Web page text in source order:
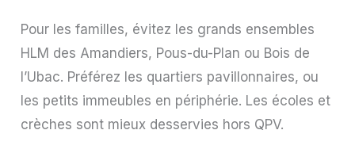
Pour les familles, évitez les grands ensembles
HLM des Amandiers, Pous-du-Plan ou Bois de
l’Ubac. Préférez les quartiers pavillonnaires, ou
les petits immeubles en périphérie. Les écoles et
crèches sont mieux desservies hors QPV.